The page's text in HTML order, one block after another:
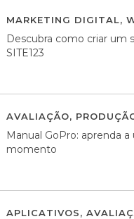
MARKETING DIGITAL,
Descubra como criar um
SITE123
AVALIAÇÃO,
Manual GoPro: aprenda
momento
APLICATIVOS,